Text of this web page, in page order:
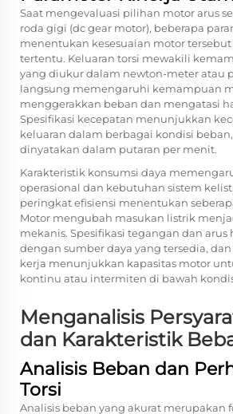
Saat mengevaluasi pilihan motor arus
roda gigi (dc gear motor), beberapa
menentukan kesesuaian motor
tertentu. Keluaran torsi mewakili
yang diukur dalam newton-meter atau
langsung memengaruhi kemampuan
menggerakkan beban dan mengatasi
Spesifikasi kecepatan menunjukkan
keluaran dalam berbagai kondisi
dinyatakan dalam putaran per menit.
Karakteristik konsumsi daya
operasional dan kebutuhan sistem
peringkat efisiensi menentukan
Motor mengubah masukan listrik
mekanis. Spesifikasi tegangan dan arus
dengan sumber daya yang tersedia,
kerja menunjukkan kapasitas motor
kontinu atau intermiten di bawah
Menganalisis
dan Karakteristik
Analisis Beban dan
Torsi
Analisis beban yang akurat merupakan